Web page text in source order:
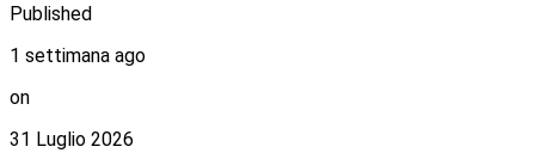
Published
1 settimana ago
on
31 Luglio 2026